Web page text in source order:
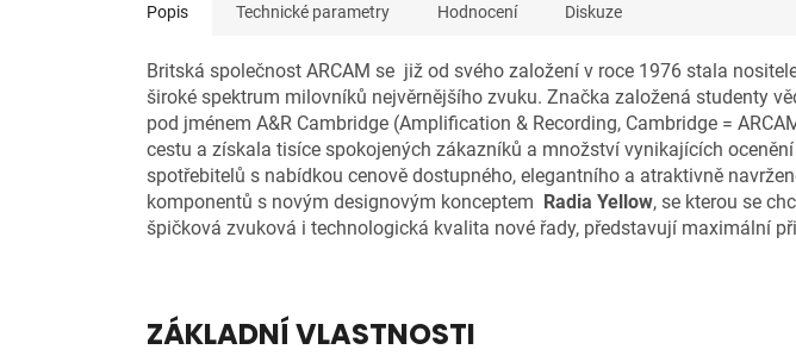
Popis Technické parametry Hodnocení Diskuze
Britská společnost ARCAM se již od svého založení v roce 1976 stala
široké spektrum milovníků nejvěrnějšího zvuku. Značka založená studenty
pod jménem A&R Cambridge (Amplification & Recording, Cambridge =
cestu a získala tisíce spokojených zákazníků a množství vynikajících
spotřebitelů s nabídkou cenově dostupného, ​​elegantního a atraktivně
komponentů s novým designovým konceptem Radia Yellow, se kterou se
špičková zvuková i technologická kvalita nové řady, představují maximální
ZÁKLADNÍ VLASTNOSTI